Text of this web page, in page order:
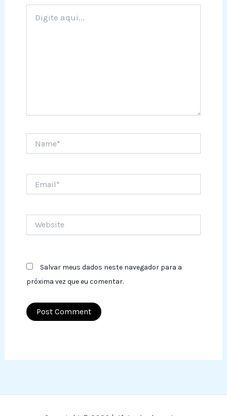
aqui...
Salvar meus dados neste navegador para a
próxima vez que eu comentar.